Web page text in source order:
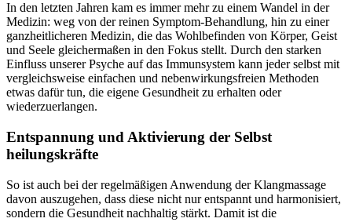
In den letzten Jahren kam es immer mehr zu einem Wandel in der
Medizin: weg von der reinen Symptom-Behandlung, hin zu einer
ganzheitlicheren Medizin, die das Wohlbefinden von Körper, Geist
und Seele gleichermaßen in den Fokus stellt. Durch den starken
Einfluss unserer Psyche auf das Immunsystem kann jeder selbst mit
vergleichsweise einfachen und nebenwirkungsfreien Methoden
etwas dafür tun, die eigene Gesundheit zu erhalten oder
wiederzuerlangen.
Entspannung und Aktivierung der Selbst
heilungskräfte
So ist auch bei der regelmäßigen Anwendung der Klangmassage
davon auszugehen, dass diese nicht nur entspannt und harmonisiert,
sondern die Gesundheit nachhaltig stärkt. Damit ist die